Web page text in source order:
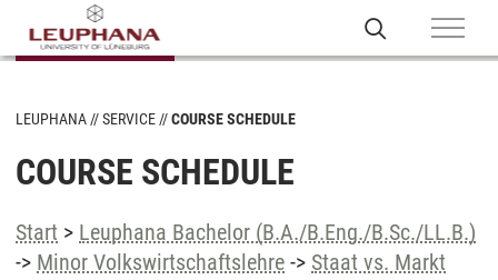
LEUPHANA SERVICE COURSE SCHEDULE
COURSE SCHEDULE
Start > Leuphana Bachelor (B.A./B.Eng./B.Sc./LL.B.)
-> Minor Volkswirtschaftslehre -> Staat vs. Markt